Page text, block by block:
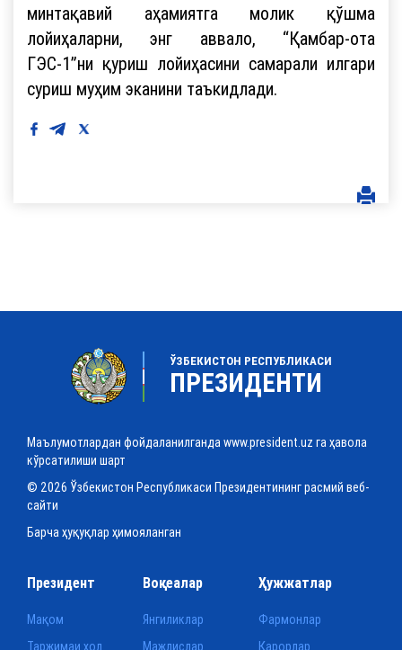
минтақавий аҳамиятга молик қўшма
лойиҳаларни, энг аввало, “Қамбар-ота
ГЭС-1”ни қуриш лойиҳасини самарали илгари
суриш муҳим эканини таъкидлади.
ЎЗБЕКИСТОН РЕСПУБЛИКАСИ
ПРЕЗИДЕНТИ
Маълумотлардан фойдаланилганда www.president.uz га ҳавола
кўрсатилиши шарт
© 2026 Ўзбекистон Республикаси Президентининг расмий веб-
сайти
Барча ҳуқуқлар ҳимояланган
Президент
Мақом
Таржимаи ҳол
Воқеалар
Янгиликлар
Мажлислар
Ҳужжатлар
Фармонлар
Қарорлар